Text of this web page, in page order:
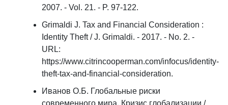
2007. - Vol. 21. - P. 97-122.
Grimaldi J. Tax and Financial Consideration :
Identity Theft / J. Grimaldi. - 2017. - No. 2. -
URL:
https://www.citrincooperman.com/infocus/identity-
theft-tax-and-financial-consideration.
Иванов О.Б. Глобальные риски
современного мира. Кризис глобализации /